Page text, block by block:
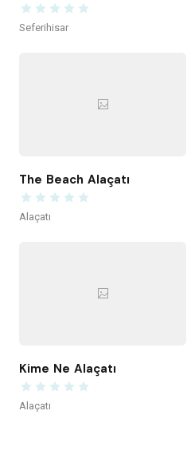
Seferihisar
The Beach Alaçatı
Alaçatı
Kime Ne Alaçatı
Alaçatı